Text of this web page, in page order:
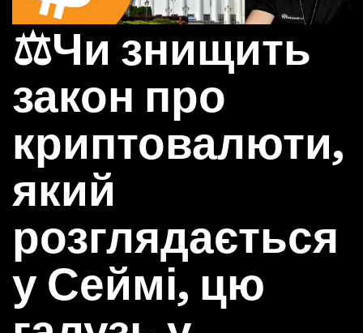
⚖️Чи знищить
закон про
криптовалюти,
який
розглядається
у Сеймі, цю